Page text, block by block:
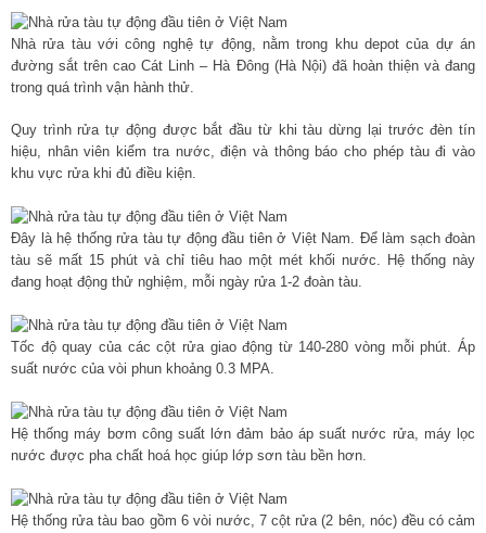
Nhà rửa tàu với công nghệ tự động, nằm trong khu depot của dự án
đường sắt trên cao Cát Linh – Hà Đông (Hà Nội) đã hoàn thiện và đang
trong quá trình vận hành thử.
Quy trình rửa tự động được bắt đầu từ khi tàu dừng lại trước đèn tín
hiệu, nhân viên kiểm tra nước, điện và thông báo cho phép tàu đi vào
khu vực rửa khi đủ điều kiện.
Đây là hệ thống rửa tàu tự động đầu tiên ở Việt Nam. Để làm sạch đoàn
tàu sẽ mất 15 phút và chỉ tiêu hao một mét khối nước. Hệ thống này
đang hoạt động thử nghiệm, mỗi ngày rửa 1-2 đoàn tàu.
Tốc độ quay của các cột rửa giao động từ 140-280 vòng mỗi phút. Áp
suất nước của vòi phun khoảng 0.3 MPA.
Hệ thống máy bơm công suất lớn đảm bảo áp suất nước rửa, máy lọc
nước được pha chất hoá học giúp lớp sơn tàu bền hơn.
Hệ thống rửa tàu bao gồm 6 vòi nước, 7 cột rửa (2 bên, nóc) đều có cảm